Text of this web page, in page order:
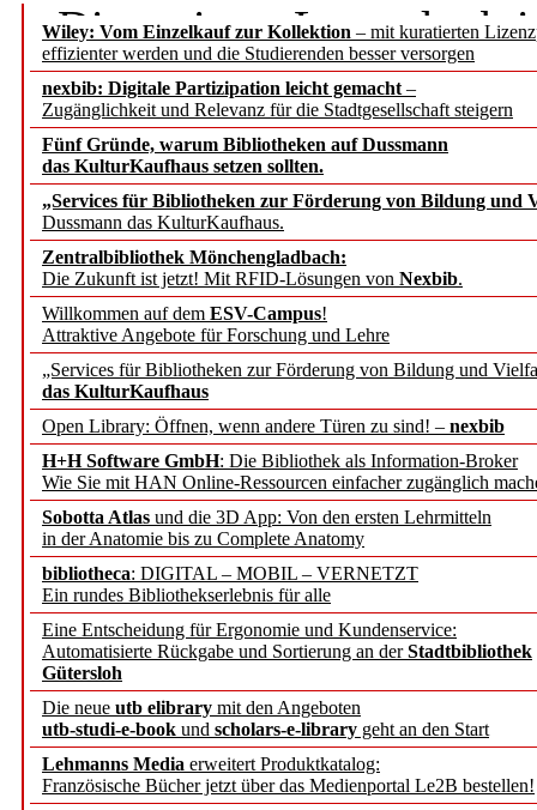
Wiley: Vom Einzelkauf zur Kollektion – mit kuratierten
effizienter werden und die Studierenden besser versorgen
nexbib: Digitale Partizipation leicht gemacht –
Zugänglichkeit und Relevanz für die Stadtgesellschaft steigern
Fünf Gründe, warum Bibliotheken auf Dussmann
das KulturKaufhaus setzen sollten.
„Services für Bibliotheken zur Förderung von Bildung und
Dussmann das KulturKaufhaus.
Zentralbibliothek Mönchengladbach:
Die Zukunft ist jetzt! Mit RFID-Lösungen von Nexbib.
Willkommen auf dem ESV-Campus!
Attraktive Angebote für Forschung und Lehre
„Services für Bibliotheken zur Förderung von Bildung und
das KulturKaufhaus
Open Library: Öffnen, wenn andere Türen zu sind! – nexbib
H+H Software GmbH: Die Bibliothek als Information-Broker
Wie Sie mit HAN Online-Ressourcen einfacher zugänglich
Sobotta Atlas und die 3D App: Von den ersten Lehrmitteln
in der Anatomie bis zu Complete Anatomy
bibliotheca: DIGITAL – MOBIL – VERNETZT
Ein rundes Bibliothekserlebnis für alle
Eine Entscheidung für Ergonomie und Kundenservice:
Automatisierte Rückgabe und Sortierung an derStadtbibliothek
Gütersloh
Die neue utb elibrary mit den Angeboten
utb-studi-e-book und scholars-e-library geht an den Start
Lehmanns Media erweitert Produktkatalog:
Französische Bücher jetzt über das Medienportal Le2B bestellen!
Die meisten Leser der
Passwort, denn sie
IP-Nummer.
Wenn Sie aber
Beiträge zugreifen,
geschehen,
sich kurzals Abonnent/
neues persönliches
– Ihre b.i.t.online Abo-
Kasten ausblenden nur
mit Cookie-Erlaubnis!
OK
Nein
?
Abonnieren|Abo registrieren|Passwort vergessen?
Um den Kasten auszublenden wird eine Cookie
gesetzt,
die keine persönliche Informationen beinhaltet.
Sie können den